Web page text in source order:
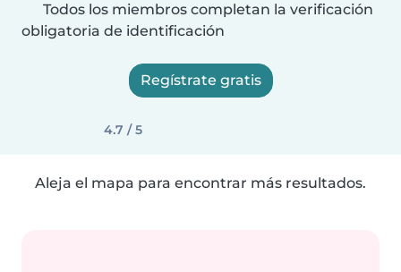
Todos los miembros completan la verificación
obligatoria de identificación
Regístrate gratis
4.7 / 5
Aleja el mapa para encontrar más resultados.